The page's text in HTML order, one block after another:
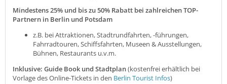
Mindestens 25% und bis zu 50% Rabatt bei zahlreichen TOP-
Partnern in Berlin und Potsdam
z.B. bei Attraktionen, Stadtrundfahrten, -führungen,
Fahrradtouren, Schiffsfahrten, Museen & Ausstellungen,
Bühnen, Restaurants u.v.m.
Inklusive: Guide Book und Stadtplan(kostenfrei erhältlich bei
Vorlage des Online-Tickets in den Berlin Tourist Infos)